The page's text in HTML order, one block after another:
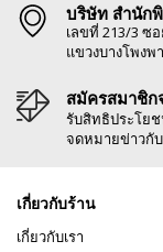
บริษัท สำนัก
เลขที่ 213/3 ซ
แขวงบางโพงพ
สมัครสมาชิ
รับสิทธิประโย
จดหมายข่าวกับ
เกี่ยวกับร้าน
เกี่ยวกับเรา